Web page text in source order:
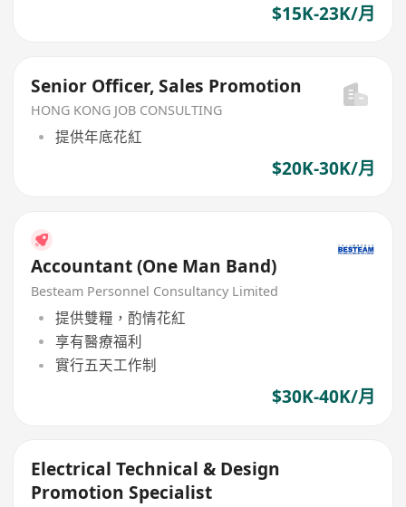
$15K-23K/月
Senior Officer, Sales Promotion
HONG KONG JOB CONSULTING
提供年底花紅
$20K-30K/月
Accountant (One Man Band)
Besteam Personnel Consultancy Limited
提供雙糧，酌情花紅
享有醫療福利
實行五天工作制
$30K-40K/月
Electrical Technical & Design
Promotion Specialist